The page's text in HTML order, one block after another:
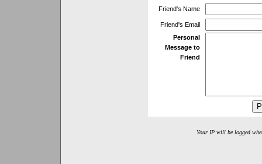
Friend's Name
Friend's Email
Personal
Message to
Friend
Your IP will be logged